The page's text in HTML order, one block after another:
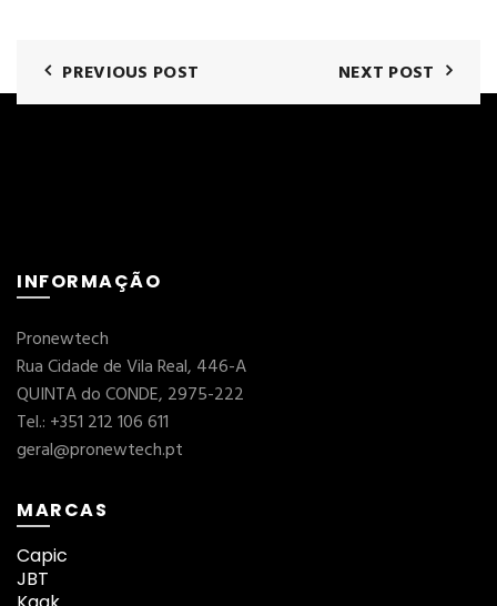
PREVIOUS POST NEXT POST
INFORMAÇÃO
Pronewtech
Rua Cidade de Vila Real, 446-A
QUINTA do CONDE, 2975-222
Tel.: +351 212 106 611
geral@pronewtech.pt
MARCAS
Capic
JBT